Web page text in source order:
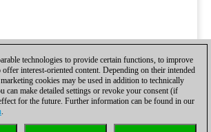
technologies to provide certain functions, to improve
offer interest-oriented content. Depending on their intended
cookies may be used in addition to technically
can make detailed settings or revoke your consent (if
for the future. Further information can be found in our
.